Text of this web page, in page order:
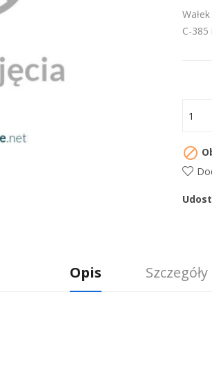
C-

Opis